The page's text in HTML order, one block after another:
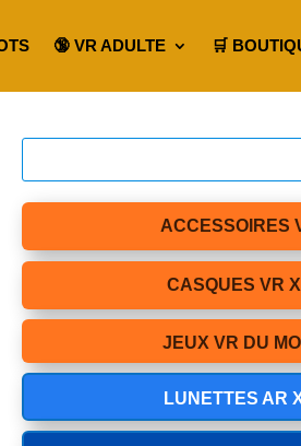
🔞 VR ADULTE 🛒
ACCESSOIRES
CASQUES VR
JEUX VR DU
LUNETTES AR